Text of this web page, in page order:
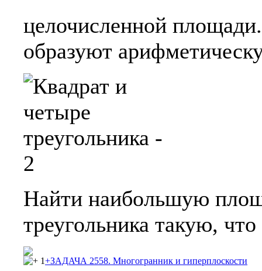
целочисленной
образуют
Найти наибольшую
треугольника такую,
1+ЗАДАЧА 2558. Многогранник и гиперплоскости